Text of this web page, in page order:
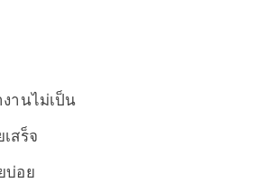
านไม่เป็น
สร็จ
บ่อย